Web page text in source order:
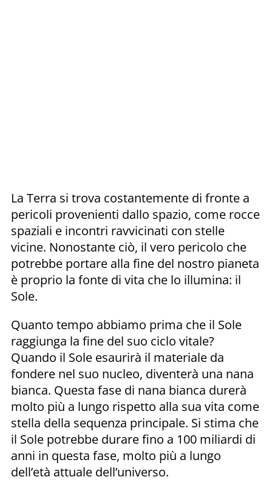
La Terra si trova costantemente di fronte a
pericoli provenienti dallo spazio, come rocce
spaziali e incontri ravvicinati con stelle
vicine. Nonostante ciò, il vero pericolo che
potrebbe portare alla fine del nostro pianeta
è proprio la fonte di vita che lo illumina: il
Sole.
Quanto tempo abbiamo prima che il Sole
raggiunga la fine del suo ciclo vitale?
Quando il Sole esaurirà il materiale da
fondere nel suo nucleo, diventerà una nana
bianca. Questa fase di nana bianca durerà
molto più a lungo rispetto alla sua vita come
stella della sequenza principale. Si stima che
il Sole potrebbe durare fino a 100 miliardi di
anni in questa fase, molto più a lungo
dell’età attuale dell’universo.